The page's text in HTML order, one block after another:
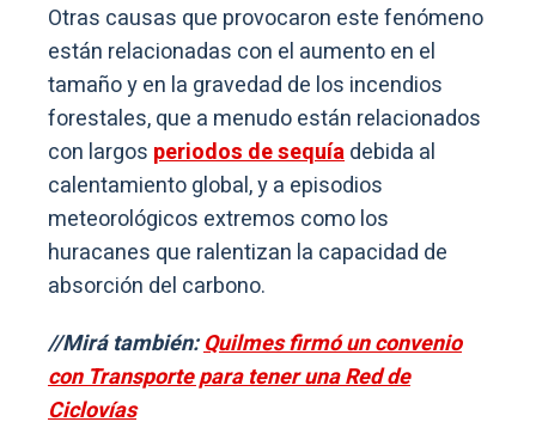
Otras causas que provocaron este fenómeno
están relacionadas con el aumento en el
tamaño y en la gravedad de los incendios
forestales, que a menudo están relacionados
con largos periodos de sequíadebida al
calentamiento global, y a episodios
meteorológicos extremos como los
huracanes que ralentizan la capacidad de
absorción del carbono.
//Mirá también:Quilmes firmó un convenio
con Transporte para tener una Red de
Ciclovías